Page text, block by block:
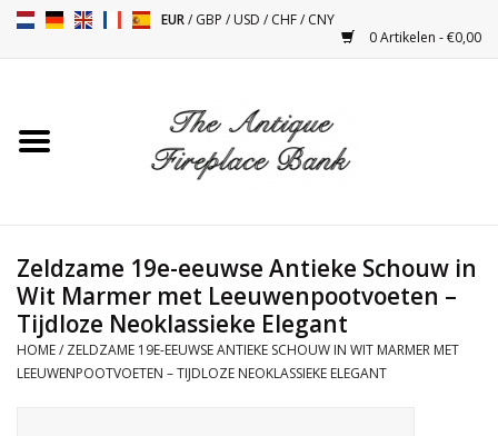
EUR/GBP /USD /CHF/CNY
0 Artikelen - €0,00
Toebehoren
Kacheltjes
Tafels
Zeldzame 19e-eeuwse Antieke Schouw in
Wit Marmer met Leeuwenpootvoeten –
Tijdloze Neoklassieke Elegant
HOME/ ZELDZAME 19E-EEUWSE ANTIEKE SCHOUW IN WIT MARMER MET
LEEUWENPOOTVOETEN – TIJDLOZE NEOKLASSIEKE ELEGANT